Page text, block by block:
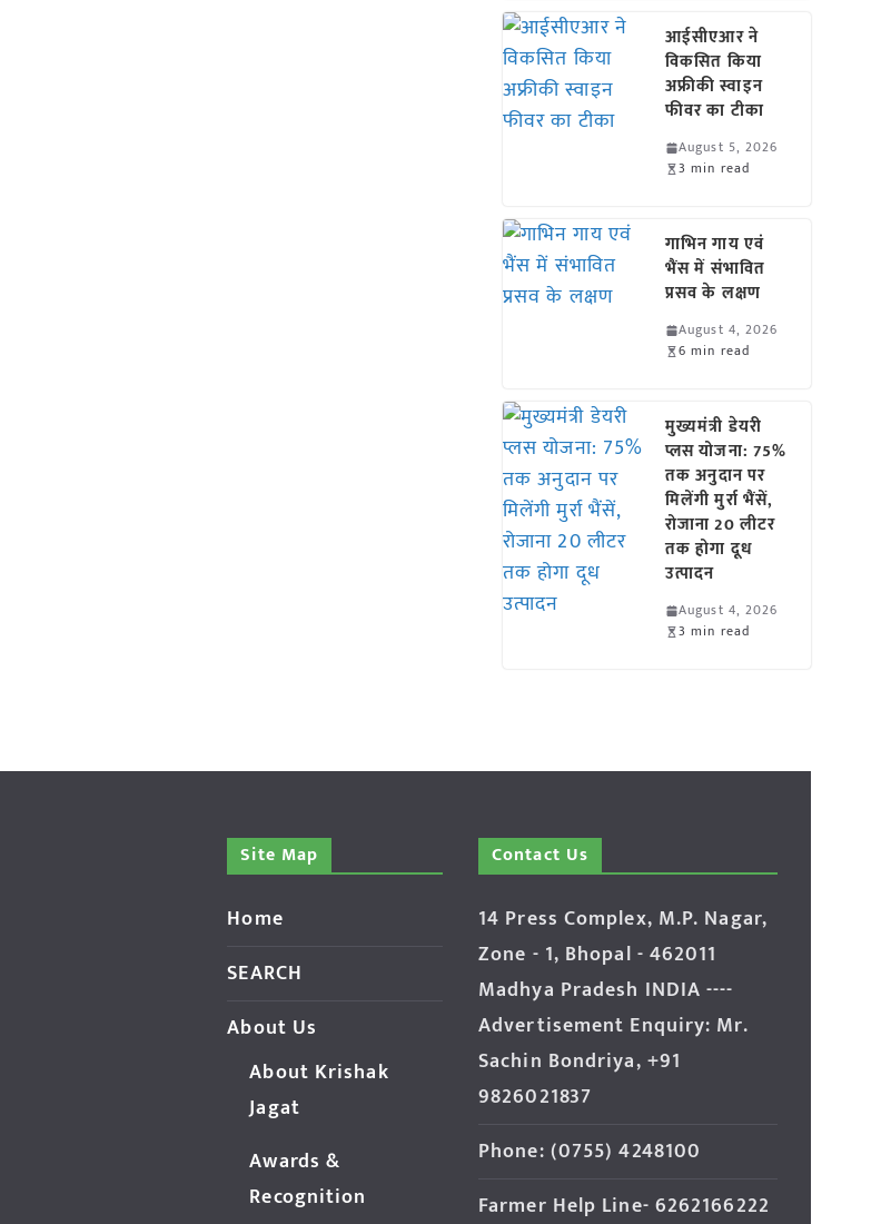
आईसीएआर ने
विकसित किया
अफ्रीकी स्वाइन
फीवर का टीका
August 5, 2026
3 min read
गाभिन गाय एवं
भैंस में संभावित
प्रसव के लक्षण
August 4, 2026
6 min read
मुख्यमंत्री डेयरी
प्लस योजना: 75%
तक अनुदान पर
मिलेंगी मुर्रा भैंसें,
रोजाना 20 लीटर
तक होगा दूध
उत्पादन
August 4, 2026
3 min read
Site Map
Home
SEARCH
About Us
About Krishak
Jagat
Awards &
Recognition
Contact Us
14 Press Complex, M.P. Nagar,
Zone - 1, Bhopal - 462011
Madhya Pradesh INDIA ----
Advertisement Enquiry: Mr.
Sachin Bondriya, +91
9826021837
Phone: (0755) 4248100
Farmer Help Line- 6262166222